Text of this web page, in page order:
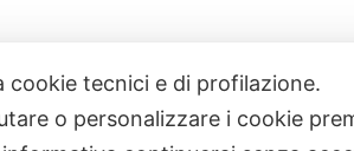
cookie tecnici e di profilazione.
o personalizzare i cookie